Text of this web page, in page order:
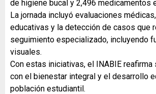
de higiene bucal y 2,496 medicamentos
La jornada incluyó evaluaciones
educativas y la detección de casos que
seguimiento especializado, incluyendo
visuales.
Con estas iniciativas, el INABIE
con el bienestar integral y el desarrollo
población estudiantil.